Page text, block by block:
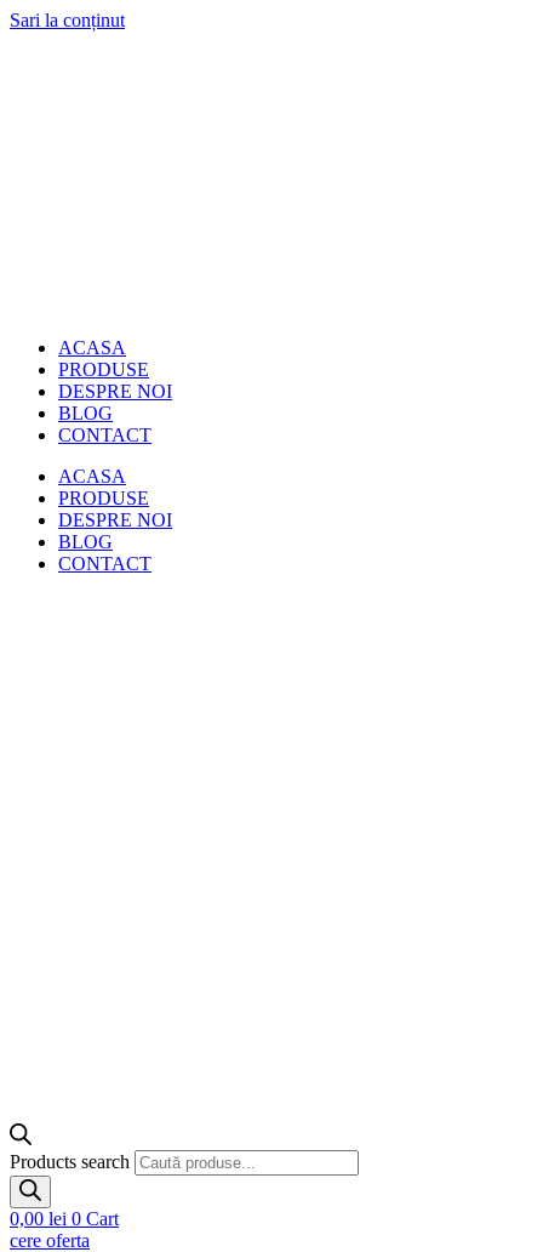
Sari la conținut
ACASA
PRODUSE
DESPRE NOI
BLOG
CONTACT
ACASA
PRODUSE
DESPRE NOI
BLOG
CONTACT
Products search
0,00 lei 0 Cart
cere oferta